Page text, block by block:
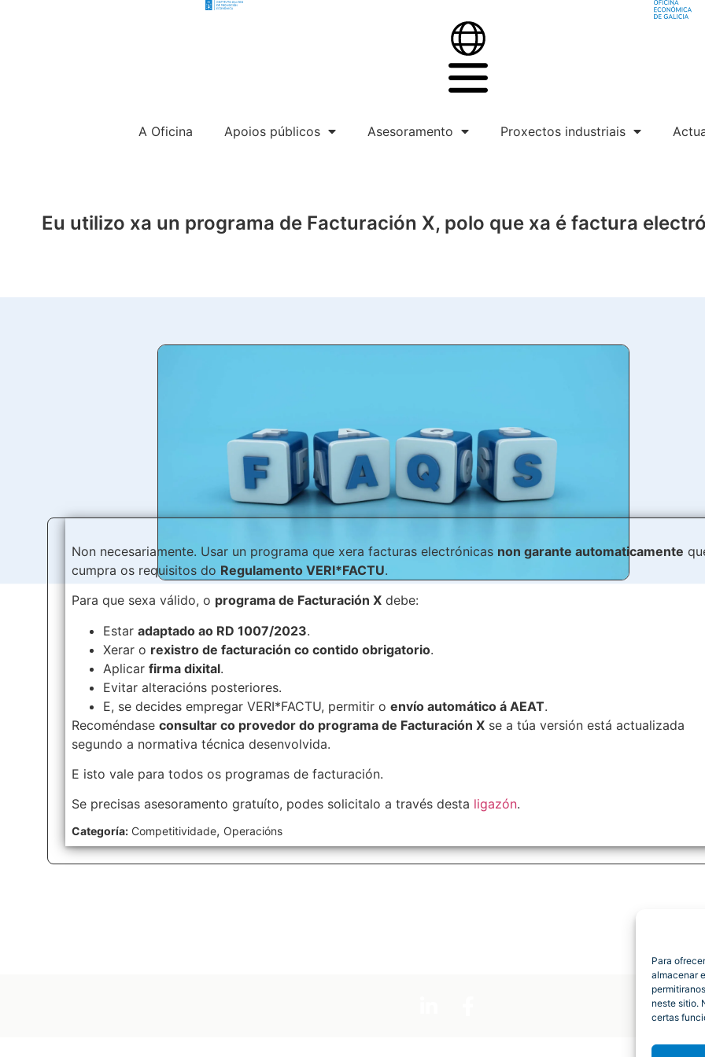
Para
almacenar
neste sitio.
certas
A Oficina Apoios públicos Asesoramento Proxectos industriais
Eu utilizo xa un programa de Facturación X, polo que xa é factura
Non necesariamente. Usar un programa que xera facturas electrónicas non garante automaticamente
cumpra os requisitos do Regulamento VERI*FACTU.
Para que sexa válido, o programa de Facturación X debe:
Estar adaptado ao RD 1007/2023.
Xerar o rexistro de facturación co contido obrigatorio.
Aplicar firma dixital.
Evitar alteracións posteriores.
E, se decides empregar VERI*FACTU, permitir o envío automático á AEAT.
Recoméndase consultar co provedor do programa de Facturación X se a túa versión está actualizada
segundo a normativa técnica desenvolvida.
E isto vale para todos os programas de facturación.
Se precisas asesoramento gratuíto, podes solicitalo a través desta ligazón.
Categoría: Competitividade, Operacións